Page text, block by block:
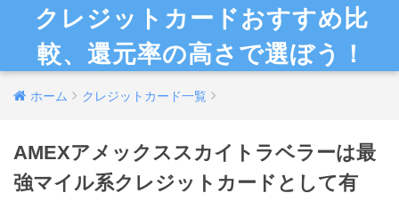
クレジットカードおすすめ比
較、還元率の高さで選ぼう！
ホーム クレジットカード一覧
AMEXアメックススカイトラベラーは最
強マイル系クレジットカードとして有